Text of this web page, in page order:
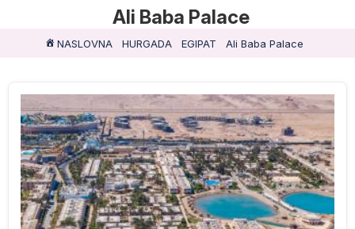
Ali Baba Palace
NASLOVNA HURGADA EGIPAT Ali Baba Palace